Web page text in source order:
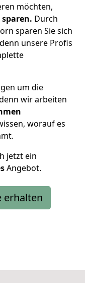
möchten,
Durch
sparen Sie sich
unsere Profis
um die
wir arbeiten
worauf es
jetzt ein
Angebot.
erhalten